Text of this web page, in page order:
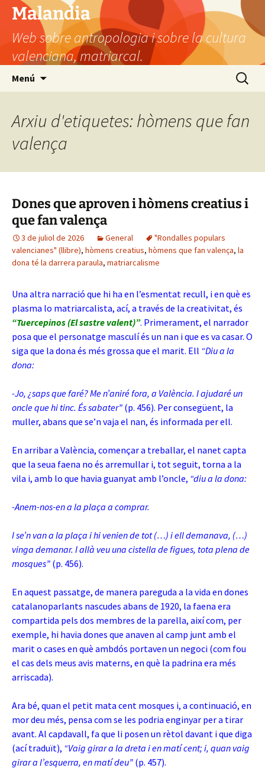
Vés
contingut
Malandia
Web sobre antropologia i sobre la cultura
valenciana, matriarcal.
Menú Cerca:
Arxiu d'etiquetes: hòmens que fan
valença
Dones que aproven i hòmens creatius i
que fan valença
3 de juliol de 2026 General
"Rondalles populars
valencianes" (llibre), hòmens creatius, hòmens que fan valença, la
dona té la darrera paraula, matriarcalisme
Una altra narració que hi ha en l’esmentat recull, i en què es
plasma lo matriarcalista, ací, a través de la creativitat, és
“Tuercepinos (El sastre valent)”. Primerament, el narrador
posa que el personatge masculí és un nan i que es va casar. O
siga que la dona és més grossa que el marit. Ell “Diu a la
dona:
-Jo, ¿saps que faré? Me n’aniré fora, a València. I ajudaré un
oncle que hi tinc. És sabater” (p. 456). Per consegüent, la
muller, abans que se’n vaja el nan, és informada per ell.
En arribar a València, començar a treballar, el nanet capta
que la seua faena no és arremullar i, tot seguit, torna a la
vila i, amb lo que havia guanyat amb l’oncle, “diu a la dona:
-Anem-nos-en a la plaça a comprar.
I se’n van a la plaça i hi venien de tot (…) i ell demanava, (…)
vinga demanar. I allà veu una cistella de figues, tota plena de
mosques” (p. 456).
En aquest passatge, de manera pareguda a la vida en dones
catalanoparlants nascudes abans de 1920, la faena era
compartida pels dos membres de la parella, així com, per
exemple, hi havia dones que anaven al camp junt amb el
marit o cases en què ambdós portaven un negoci (com fou
el cas dels meus avis materns, en què la padrina era més
arriscada).
Ara bé, quan el petit mata cent mosques i, a continuació, en
mor deu més, pensa com se les podria enginyar per a tirar
avant. Al capdavall, fa que li posen un rètol davant i que diga
(ací traduït), “Vaig girar a la dreta i en matí cent; i, quan vaig
girar a l’esquerra, en matí deu” (p. 457).